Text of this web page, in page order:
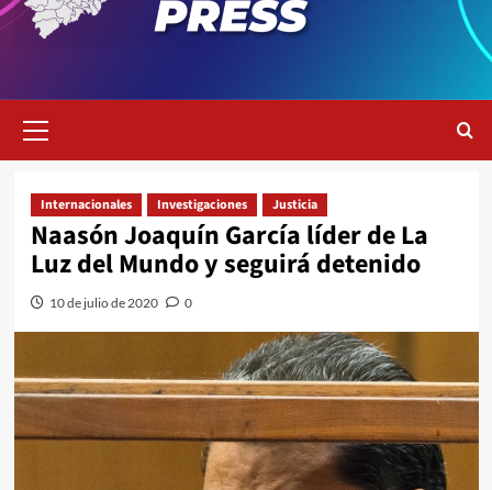
primario
Internacionales Investigaciones Justicia
Naasón Joaquín García líder de La
Luz del Mundo y seguirá detenido
10 de julio de 2020 0